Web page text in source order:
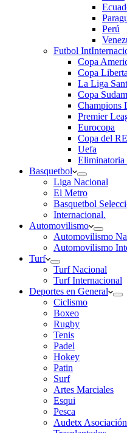
Perú
Futbol Int
Copa
Copa
La Liga
Copa
Champions
Premier
Eurocopa
Copa del
Uefa
Eliminatoria
Basquetbol
Liga Nacional
El Metro
Basquetbol
Internacional.
Automovilismo
Automovilismo
Automovilismo
Turf
Turf Nacional
Turf Internacional
Deportes en General
Ciclismo
Boxeo
Rugby
Tenis
Padel
Hokey
Patin
Surf
Artes Marciales
Esqui
Pesca
Audetx